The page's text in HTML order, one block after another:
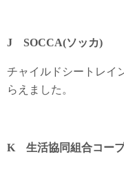
J SOCCA(ソッカ)
チャイルドシートレイ
らえました。
K 生活協同組合コー